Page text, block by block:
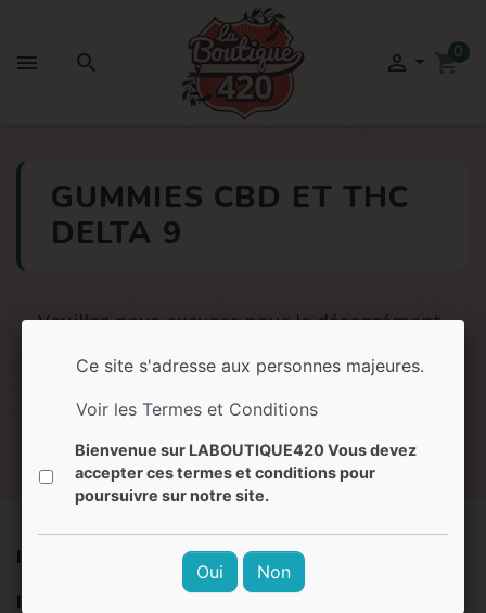
   shopping_cart0
GUMMIES CBD ET THC
DELTA 9
Veuillez nous excuser pour le désagrément.
Effectuez une nouvelle recherche
INFORMATIONS
INFOS ET SERVICES
Ce site s'adresse aux personnes majeures.
Voir les Termes et Conditions
Bienvenue sur LABOUTIQUE420 Vous devez
accepter ces termes et conditions pour
poursuivre sur notre site.
Oui Non